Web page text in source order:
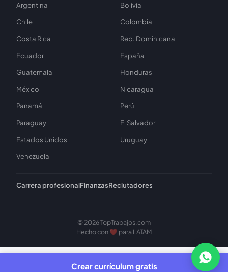
Crear currículum gratis
Argentina
Bolivia
Chile
Colombia
Costa Rica
Rep. Dominicana
Ecuador
España
Guatemala
Honduras
México
Nicaragua
Panamá
Perú
Paraguay
El Salvador
Estados Unidos
Uruguay
Venezuela
Carrera profesionalFinanzasReclutadores
© 2026 TopTrabajos.com
Hecho con ❤️ para LATAM